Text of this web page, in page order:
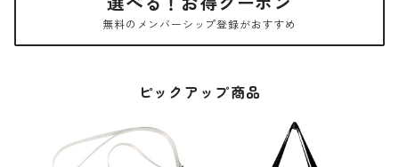
無料のメンバーシップ登録がおすすめ
ピックアップ商品